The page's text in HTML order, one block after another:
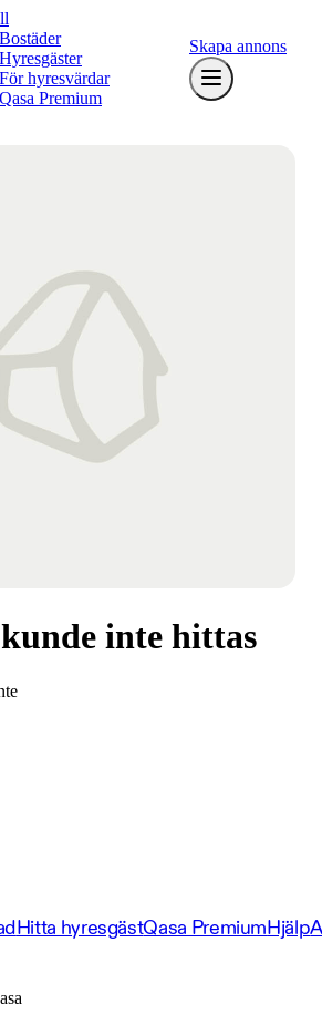
Bostäder
Hyresgäster
För hyresvärdar
Qasa Premium
Skapa annons
inte hittas
Hitta hyresgästQasa PremiumHjälp